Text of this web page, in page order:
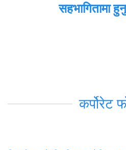
सहभागितामा
कर्पोरेट